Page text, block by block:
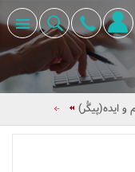
و ایده(پیگُر)